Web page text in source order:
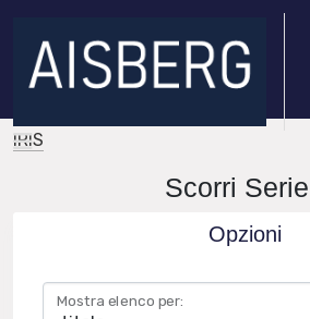
IRIS
Scorri Serie
Opzioni
Mostra elenco per: